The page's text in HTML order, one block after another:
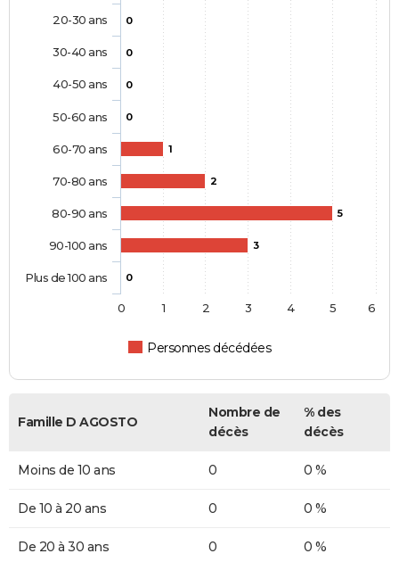
0
0
0
0
1
2
5
3
0
Personnes décédées
20-30 ans
30-40 ans
40-50 ans
50-60 ans
60-70 ans
70-80 ans
80-90 ans
90-100 ans
Plus de 100 ans
0 1 2 3 4 5 6
Famille D AGOSTO
Nombre de
décès
% des
décès
Moins de 10 ans 0 0 %
De 10 à 20 ans 0 0 %
De 20 à 30 ans 0 0 %